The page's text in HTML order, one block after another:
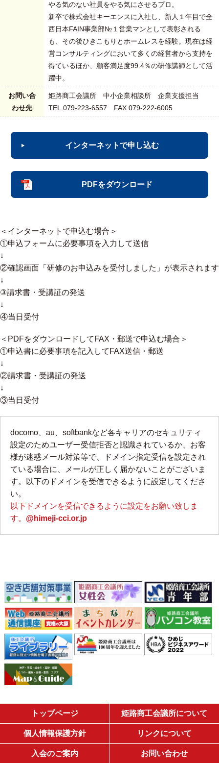
やる気のない社員をやる気にさせるプロ。
新卒で株式会社キーエンスに入社し、新人１年目で全
西日本FAIN事業部№１営業マンとして表彰される
も、その後ひきこもりとホームレスを経験。現在は経
営コンサルティングにおいて多くの経営者から支持を
得ているほか、顧客満足度99.4％の研修講師として活
躍中。
お問い合
わせ先
姫路商工会議所 中小企業相談所 企業支援担当
TEL.079-223-6557 FAX.079-222-6005
インターネットで申し込む
PDFをダウンロード
＜インターネットで申込む場合＞
①申込フォームに必要事項を入力して送信
↓
②確認画面「研修のお申込みを受付しました」が表⽰されます
↓
③請求書・受講証の発送
↓
④当日受付
＜PDFをダウンロードしてFAX・郵送で申込む場合＞
①申込書に必要事項を記入してFAX送信・郵送
↓
②請求書・受講証の発送
↓
③当日受付
docomo、au、softbankなど各キャリアのセキュリティ
設定のためユーザー受信拒否と認識されているか、お客
様が迷惑メール対策等で、ドメイン指定受信を設定され
ている場合に、メールが正しく届かないことがございま
す。以下のドメインを受信できるように設定してくださ
い。
以下ドメインを受信できるように設定をお願い致しま
す。 @himeji-cci.or.jp
トップページ 姫路商工会議所について
個人情報保護方針 リンクについて
入会のご案内 お問い合わせ